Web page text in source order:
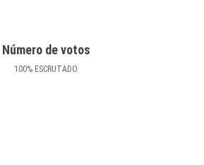
Número de votos
100% ESCRUTADO